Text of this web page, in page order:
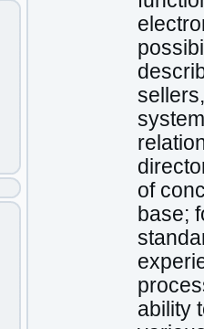
of
base;
ability